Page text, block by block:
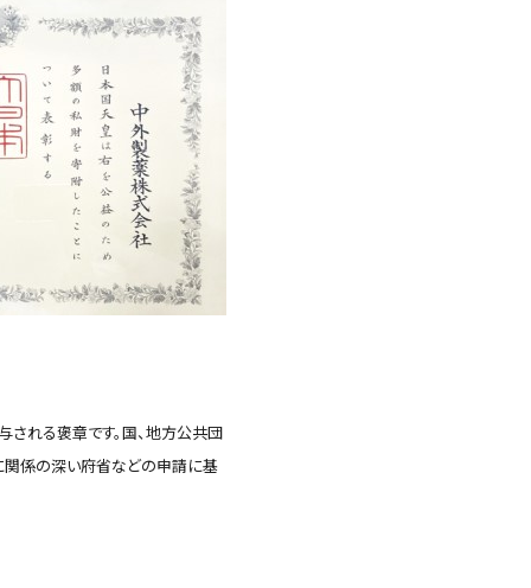
れる褒章です。国、地方公共団
関係の深い府省などの申請に基